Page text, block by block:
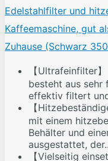
Edelstahlfilter und
Kaffeemaschine, gut
Zuhause (Schwarz
【Ultrafeinfilter
besteht aus sehr
effektiv filtert
【
mit einem
Behälter und
ausgestattet,
【Vielseitig